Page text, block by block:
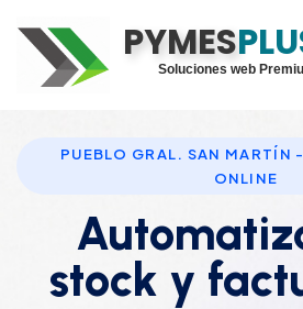
PYMESDigitaliza tu
Soluciones web
PUEBLO GRAL. SAN MARTÍN
ONLINE
stock y